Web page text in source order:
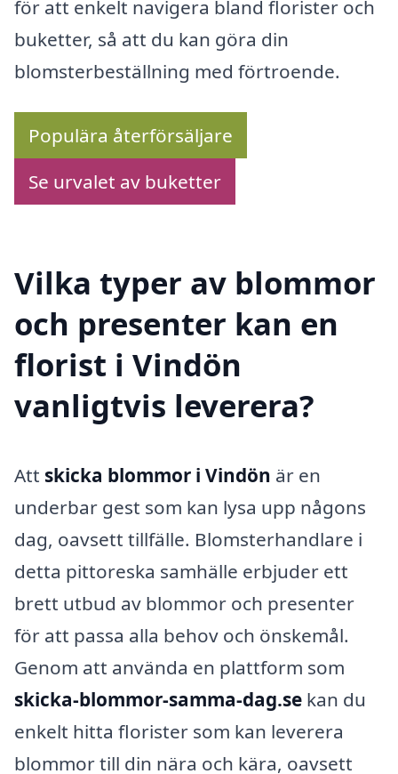
för att enkelt navigera bland florister och
buketter, så att du kan göra din
blomsterbeställning med förtroende.
Populära återförsäljare
Se urvalet av buketter
Vilka typer av blommor
och presenter kan en
florist i Vindön
vanligtvis leverera?
Att skicka blommor i Vindön är en
underbar gest som kan lysa upp någons
dag, oavsett tillfälle. Blomsterhandlare i
detta pittoreska samhälle erbjuder ett
brett utbud av blommor och presenter
för att passa alla behov och önskemål.
Genom att använda en plattform som
skicka-blommor-samma-dag.se kan du
enkelt hitta florister som kan leverera
blommor till din nära och kära, oavsett